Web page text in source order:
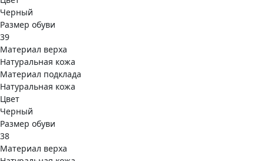
Черный
Размер обуви
39
Материал верха
Натуральная кожа
Материал подклада
Натуральная кожа
Цвет
Черный
Размер обуви
38
Материал верха